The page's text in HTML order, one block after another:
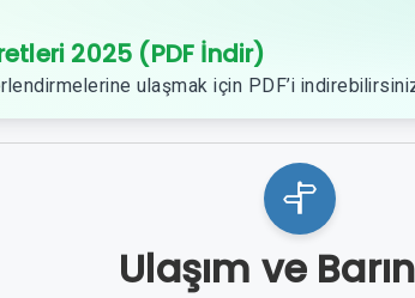
2025 (PDF İndir)
ulaşmak için PDF’i
Ulaşım ve